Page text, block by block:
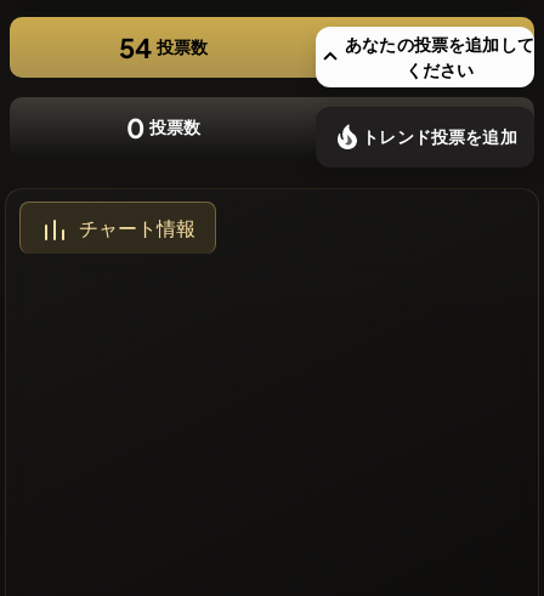
54 投票数
あなたの投票を追加して
ください
0 投票数 トレンド投票を追加
チャート情報